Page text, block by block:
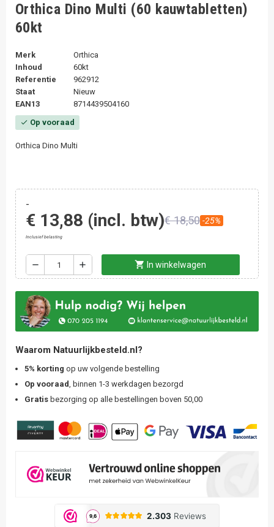
Orthica Dino Multi (60 kauwtabletten)
60kt
Merk
Orthica
Inhoud
60kt
Referentie
962912
Staat
Nieuw
EAN13
8714439504160
check Op vooraad
Orthica Dino Multi
-
€ 13,88 (incl. btw)€ 18,50 -25%
Inclusief belasting
remove add shopping_cart In winkelwagen
Waarom Natuurlijkbesteld.nl?
5% korting op uw volgende bestelling
Op vooraad, binnen 1-3 werkdagen bezorgd
Gratis bezorging op alle bestellingen boven 50,00